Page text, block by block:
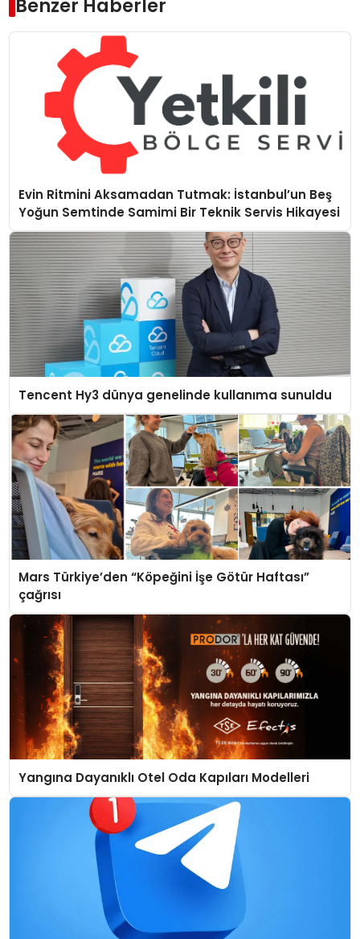
Benzer Haberler
Evin Ritmini Aksamadan Tutmak: İstanbul’un Beş
Yoğun Semtinde Samimi Bir Teknik Servis Hikayesi
Tencent Hy3 dünya genelinde kullanıma sunuldu
Mars Türkiye’den “Köpeğini İşe Götür Haftası”
çağrısı
Yangına Dayanıklı Otel Oda Kapıları Modelleri